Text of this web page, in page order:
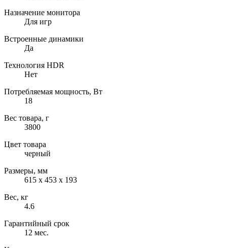
Назначение монитора
Для игр
Встроенные динамики
Да
Технология HDR
Нет
Потребляемая мощность, Вт
18
Вес товара, г
3800
Цвет товара
черный
Размеры, мм
615 х 453 х 193
Вес, кг
4.6
Гарантийный срок
12 мес.